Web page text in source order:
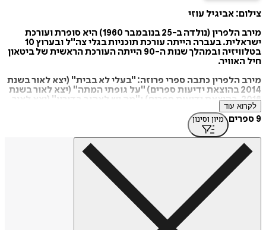
צילום: אביגיל עוזי
מירב הלפרין (נולדה ב-25 בנובמבר 1960) היא סופרת ועורכת
ישראלית. בעברה הייתה עורכת תוכניות בגלי צה"ל ובערוץ 10
בטלוויזיה ובמהלך שנות ה-90 הייתה העורכת הראשית של ביטאון
חיל האוויר.
מירב הלפרין כתבה ספרי פרוזה: "בעלי לא בבית" (יצא לאור בשנת
2014 בהוצאת ידיעות ספרים) "על גופתי המתה" (יצא לאור בשנת
2016, בהוצאת ידיעות ספרים) ו"מה יש לאהוב בדורון" (יצא לאור
בבית", זכתה בפרס סטימצקי ובספר זהב מטעם התאחדות הוצאות
צבאית על הספר "חליפת לחץ". בשנת 2000 הופיעה מהדורה
את הספר "טורפי הלילה".
מקור: ויקיפדיה
https://tinyurl.com/48jt2kt5
לקרוא עוד
9 ספרים מיון וסינון